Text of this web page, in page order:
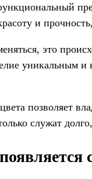
и
это
уникальным
позволяет
служат